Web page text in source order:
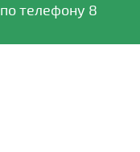
по телефону 8